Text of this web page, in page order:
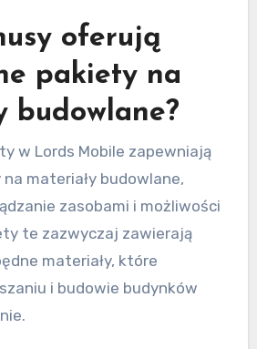
oferują
pakiety na
budowlane?
w Lords Mobile zapewniają
materiały budowlane,
zasobami i możliwości
te zazwyczaj zawierają
materiały, które
i budowie budynków